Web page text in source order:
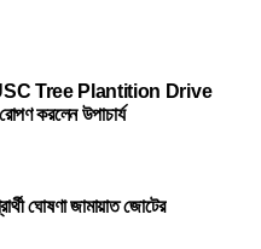
“RUSC Tree Plantition Drive
করলেন উপাচার্য
ঘোষণা জামায়াত জোটের